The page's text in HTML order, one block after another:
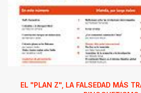
EL "PLAN Z", LA FALSEDAD MÁS